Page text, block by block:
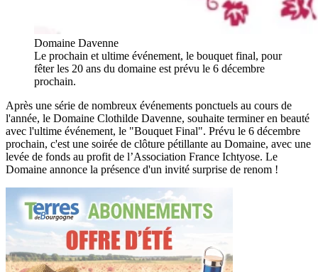
Domaine Davenne
Le prochain et ultime événement, le bouquet final, pour
fêter les 20 ans du domaine est prévu le 6 décembre
prochain.
Après une série de nombreux événements ponctuels au cours de
l'année, le Domaine Clothilde Davenne, souhaite terminer en beauté
avec l'ultime événement, le "Bouquet Final". Prévu le 6 décembre
prochain, c'est une soirée de clôture pétillante au Domaine, avec une
levée de fonds au profit de l’Association France Ichtyose. Le
Domaine annonce la présence d'un invité surprise de renom !